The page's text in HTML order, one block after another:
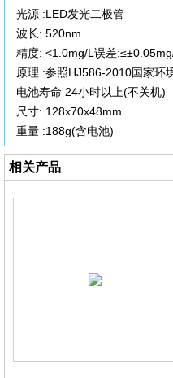
光源 :LED发光二极管
波长: 520nm
精度: <1.0mg/L误差
原理 :参照HJ586-2010国家环
电池寿命 24小时以上(不关机)
尺寸: 128x70x48mm
重量 :188g(含电池)
相关产品